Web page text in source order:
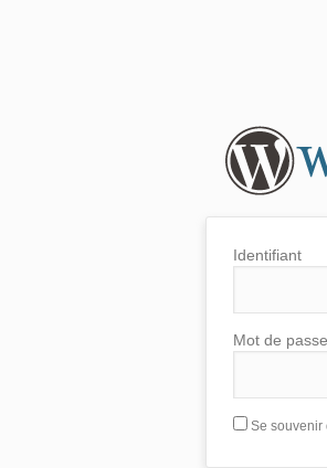
Identifiant
Mot de passe
Se souvenir